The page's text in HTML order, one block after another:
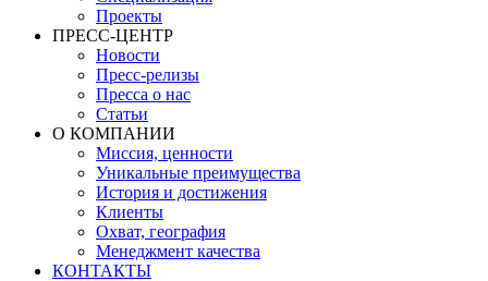
Проекты
ПРЕСС-ЦЕНТР
Новости
Пресс-релизы
Пресса о нас
Статьи
О КОМПАНИИ
Миссия, ценности
Уникальные преимущества
История и достижения
Клиенты
Охват, география
Менеджмент качества
КОНТАКТЫ